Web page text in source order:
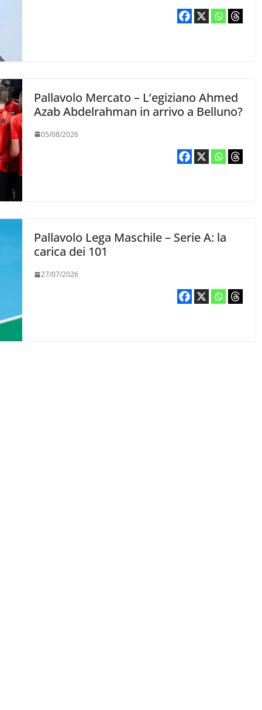
Pallavolo Mercato – L’egiziano Ahmed
Azab Abdelrahman in arrivo a Belluno?
05/08/2026
Pallavolo Lega Maschile – Serie A: la
carica dei 101
27/07/2026